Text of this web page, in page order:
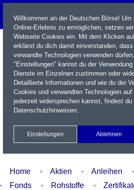
Name / WKN / ISIN / Kürzel
Xetra Realtime
Watchlist
Home Aktien Anleihen
Fonds
Rohstoffe
Willkommen an der Deutschen Börse!
Online-Erlebnis zu ermöglichen, setzen
Webseite Cookies ein. Mit dem Klicken
erklärst du dich damit einverstanden,
verwandte Technologien verwenden
"Einstellungen" kannst du der
Dienste im Einzelnen zustimmen oder
Detaillierte Informationen und wie du der
Cookies und verwandten Technologien
jederzeit widersprechen kannst, findest du
Datenschutzhinweisen.
Einstellungen Ablehnen